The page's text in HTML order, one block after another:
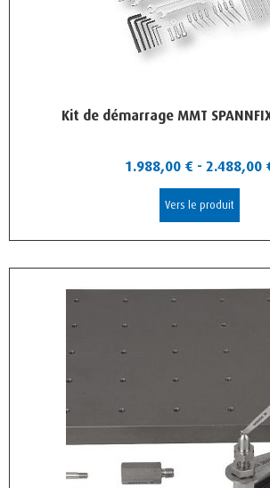
Kit de démarrage MMT
1.988,00 € - 2.488,00
Vers le produit